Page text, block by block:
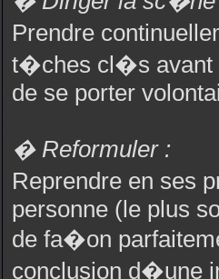
Prendre
t�ches cl�s avant
de se porter
� Reformuler :
Reprendre en ses
personne (le plus
de fa�on
conclusion d�une